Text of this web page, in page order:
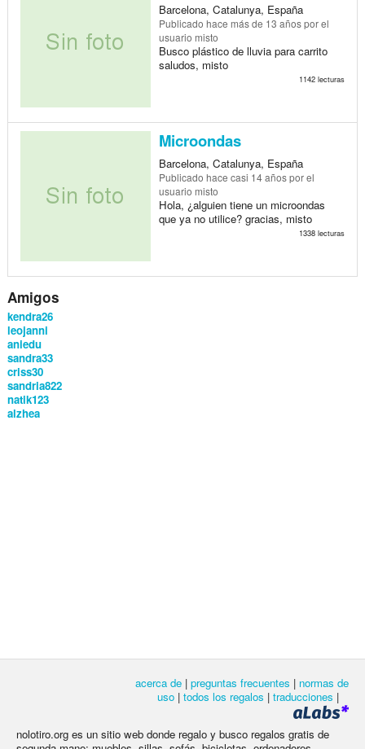
Barcelona, Catalunya, España
Publicado hace más de 13 añospor el
usuario misto
Busco plástico de lluvia para carrito
saludos, misto
1142 lecturas
Microondas
Barcelona, Catalunya, España
Publicado hace casi 14 añospor el
usuario misto
Hola, ¿alguien tiene un microondas
que ya no utilice? gracias, misto
1338 lecturas
Amigos
kendra26
leojanni
aniedu
sandra33
criss30
sandria822
natik123
alzhea
acerca de | preguntas frecuentes | normas de
uso | todos los regalos | traducciones |
nolotiro.org es un sitio web donde regalo y busco regalos gratis de